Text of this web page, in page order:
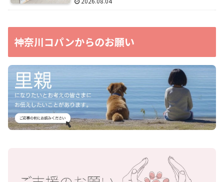
神奈川コパンからのお願い